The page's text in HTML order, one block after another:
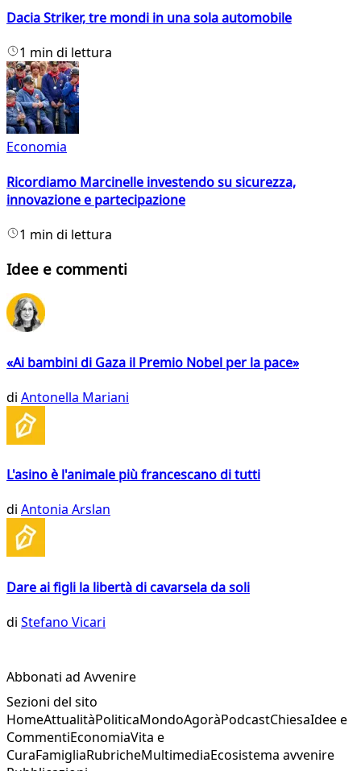
Dacia Striker, tre mondi in una sola automobile
1 min di lettura
Economia
Ricordiamo Marcinelle investendo su sicurezza,
innovazione e partecipazione
1 min di lettura
Idee e commenti
«Ai bambini di Gaza il Premio Nobel per la pace»
di Antonella Mariani
L'asino è l'animale più francescano di tutti
di Antonia Arslan
Dare ai figli la libertà di cavarsela da soli
di Stefano Vicari
Abbonati ad Avvenire
Sezioni del sito
HomeAttualitàPoliticaMondoAgoràPodcastChiesaIdee e
CommentiEconomiaVita e
CuraFamigliaRubricheMultimediaEcosistema avvenire